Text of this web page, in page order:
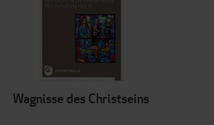
Wagnisse des Christseins